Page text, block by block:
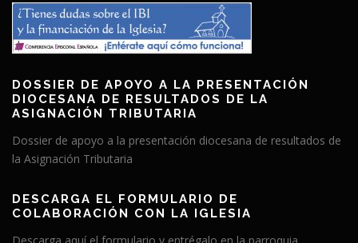
DOSSIER DE APOYO A LA PRESENTACIÓN
DIOCESANA DE RESULTADOS DE LA
ASIGNACIÓN TRIBUTARIA
Dossier de apoyo a la presentación diocesana de resultados de
la Asignación Tributaria
DESCARGA EL FORMULARIO DE
COLABORACIÓN CON LA IGLESIA